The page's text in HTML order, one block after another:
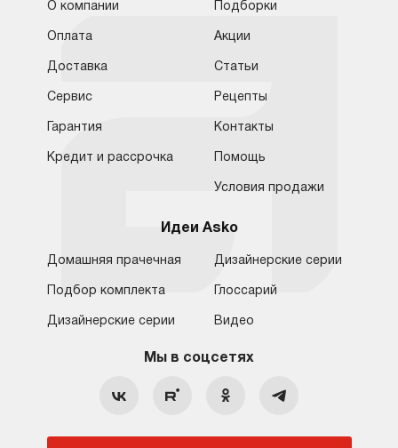
Санкт-Петербург
Москва
Краснодар
8 (800) 555-17-98 8 (812) 425-31-64
hello@asko-shop.ru
О компании Ремонт
О компании
Оплата
Доставка
Сервис
Гарантия
Кредит и рассрочка
Подборки
Акции
Статьи
Рецепты
Контакты
Помощь
Условия продажи
Идеи Asko
Домашняя прачечная
Подбор комплекта
Дизайнерские серии
Дизайнерские серии
Глоссарий
Видео
Мы в соцсетях